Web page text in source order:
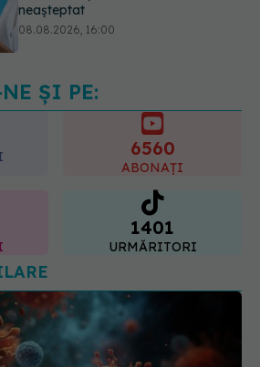
Transpirații nocturne: semnul ignorat
care poate ascunde probleme
ȘI PE:
6560
ABONAȚI
1401
URMĂRITORI